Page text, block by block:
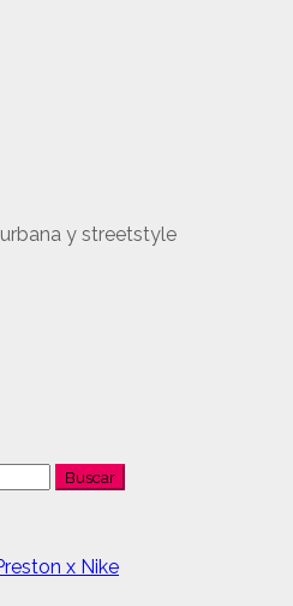
y streetstyle
x Nike